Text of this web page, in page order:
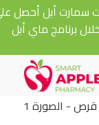
سمارت أبل أحصل
خلال برنامج ماي أبل